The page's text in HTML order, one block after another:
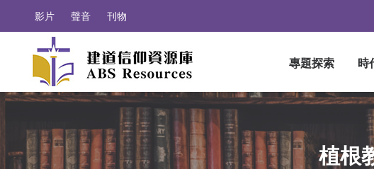
影片 聲音 刊物
專題探索 時
植根